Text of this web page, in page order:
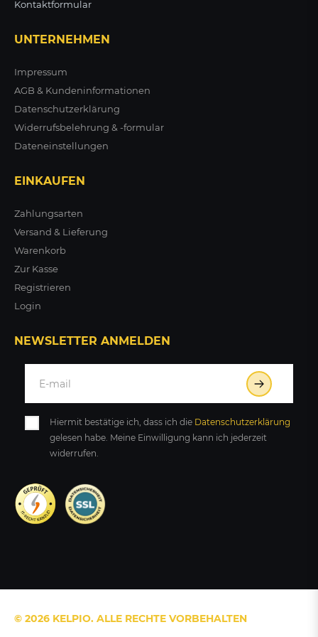
zzgl. MwSt.
ZUM PRODUKT
Kontaktformular
UNTERNEHMEN
Impressum
AGB & Kundeninformationen
Datenschutzerklärung
Widerrufsbelehrung & -formular
Dateneinstellungen
EINKAUFEN
Zahlungsarten
Versand & Lieferung
Warenkorb
Zur Kasse
Registrieren
Login
NEWSLETTER ANMELDEN
Hiermit bestätige ich, dass ich die Daten­schutz­erklärung
gelesen habe. Meine Einwilligung kann ich jederzeit
widerrufen.
© 2026 KELPIO. ALLE RECHTE VORBEHALTEN